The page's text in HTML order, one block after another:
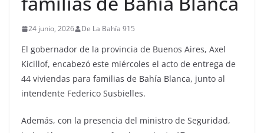
24 junio, 2026 De La Bahía 915
El gobernador de la provincia de Buenos Aires, Axel
Kicillof, encabezó este miércoles el acto de entrega de
44 viviendas para familias de Bahía Blanca, junto al
intendente Federico Susbielles.
Además, con la presencia del ministro de Seguridad,